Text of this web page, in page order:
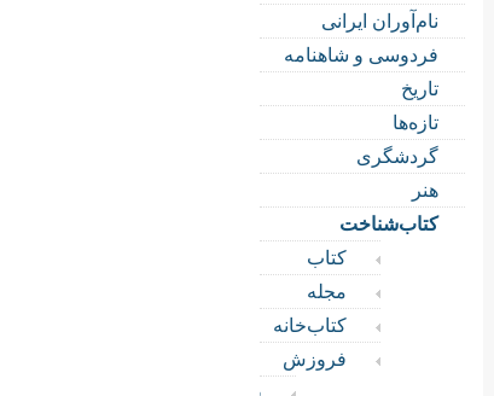
نام‌آوران ایرانی
فردوسی و شاهنامه
تاریخ
تازه‌ها
گردشگری
هنر
کتاب‌شناخت
کتاب‌
مجله
کتاب‌خانه
فروزش